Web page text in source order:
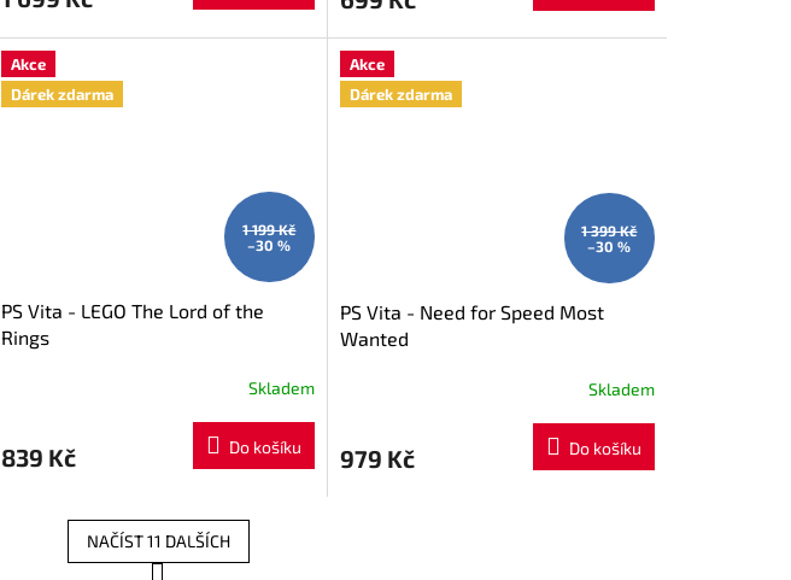
Akce
Dárek zdarma
1 199 Kč
–30 %
PS Vita - LEGO The Lord of the
Rings
Skladem
839 Kč Do košíku
Akce
Dárek zdarma
1 399 Kč
–30 %
PS Vita - Need for Speed Most
Wanted
Skladem
979 Kč Do košíku
NAČÍST 11 DALŠÍCH